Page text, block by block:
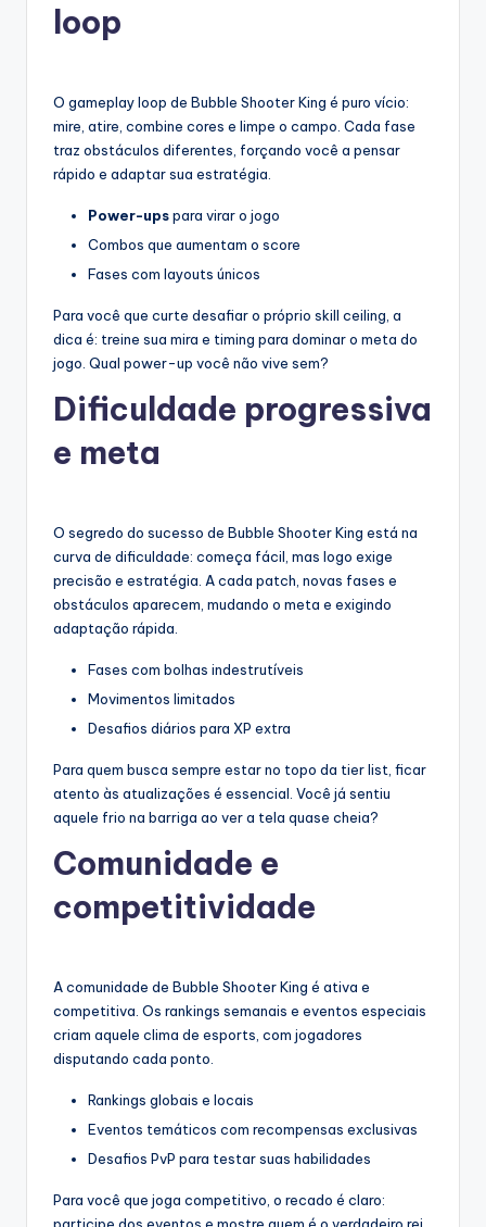
loop
O gameplay loop de Bubble Shooter King é puro vício:
mire, atire, combine cores e limpe o campo. Cada fase
traz obstáculos diferentes, forçando você a pensar
rápido e adaptar sua estratégia.
Power-upspara virar o jogo
Combos que aumentam o score
Fases com layouts únicos
Para você que curte desafiar o próprio skill ceiling, a
dica é: treine sua mira e timing para dominar o meta do
jogo. Qual power-up você não vive sem?
Dificuldade progressiva
e meta
O segredo do sucesso de Bubble Shooter King está na
curva de dificuldade: começa fácil, mas logo exige
precisão e estratégia. A cada patch, novas fases e
obstáculos aparecem, mudando o meta e exigindo
adaptação rápida.
Fases com bolhas indestrutíveis
Movimentos limitados
Desafios diários para XP extra
Para quem busca sempre estar no topo da tier list, ficar
atento às atualizações é essencial. Você já sentiu
aquele frio na barriga ao ver a tela quase cheia?
Comunidade e
competitividade
A comunidade de Bubble Shooter King é ativa e
competitiva. Os rankings semanais e eventos especiais
criam aquele clima de esports, com jogadores
disputando cada ponto.
Rankings globais e locais
Eventos temáticos com recompensas exclusivas
Desafios PvP para testar suas habilidades
Para você que joga competitivo, o recado é claro: